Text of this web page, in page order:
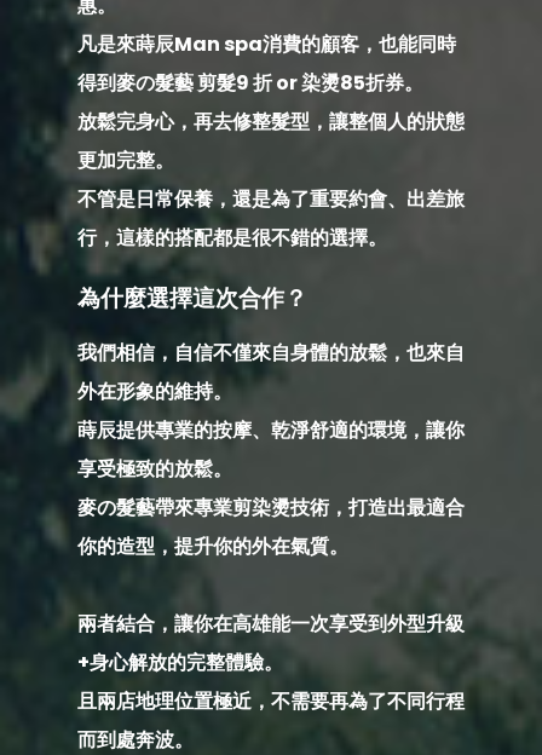
凡是來蒔辰Man spa消費的顧客，也能同時
得到麥の髮藝 剪髮9 折 or 染燙85折券。
放鬆完身心，再去修整髮型，讓整個人的狀態
更加完整。
不管是日常保養，還是為了重要約會、出差旅
行， 這樣的搭配都是很不錯的選擇。
為什麼選擇這次合作？
我們相信，自信不僅來自身體的放鬆，也來自
外在形象的維持。
蒔辰提供專業的按摩、乾淨舒適的環境，讓你
享受極致的放鬆。
麥の髮藝帶來專業剪染燙技術，打造出最適合
你的造型，提升你的外在氣質。
兩者結合，讓你在高雄能一次享受到外型升級
+身心解放的完整體驗。
且兩店地理位置極近，不需要再為了不同行程
而到處奔波。